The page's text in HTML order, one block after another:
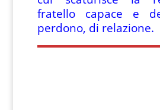
fratello capace e
perdono, di relazione.